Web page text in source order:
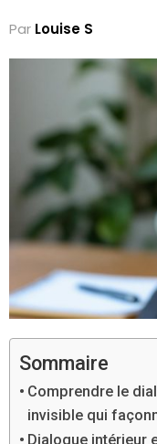
Par Louise S
Sommaire
Comprendre le
invisible qui
Dialogue intérieur